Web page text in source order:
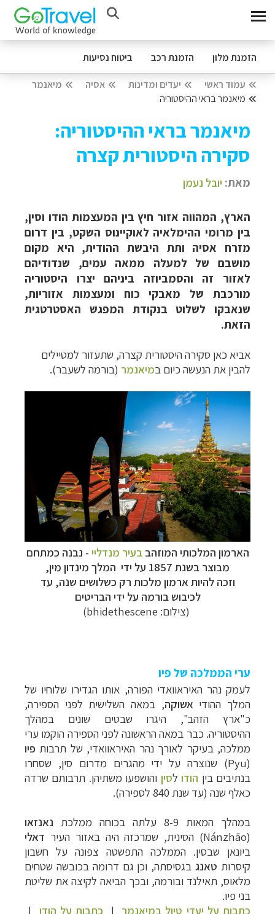
הזמנת מלון הזמנת רכב ביטוח נסיעות
עמוד ראשי יעדים ומדינות אסיה
מיאנמר
מיאנמר בראי ההיסטוריה
מיאנמר בראי ההיסטוריה:
סקירה היסטורית קצרה
מאת: יובל נעמן
הארץ, המהווה אזור חיץ בין המעצמות הודו וסין,
בין מרומי ההימלאיה לאוקיינוס השקט, בין דרום
מזרח אסיה ותת היבשת ההודית, היא מקום
מושבם של למעלה ממאה עמים, שנדודיהם
לאזור זה והסמביוזה ביניהם יצרו היסטוריה
מורכבת של מאבקי כוח ומעצמות אזוריות,
שנאבקו לשלוט בנקודת המפגש האסטרטגית
הזאת.
אביא כאן סקירה היסטורית קצרה, שתעזור למטיילים
להבין את הנעשה כיום במיאנמר (בורמה לשעבר).
הארמון המלכותי המוזהבבעיר מנדליי - נבנה כמתחם
מבוצר בשנת 1857 על ידי המלך מינדון מין,
וזכה להיות ארמון מלכות רק כשלושים שנה, עד
לכיבוש בורמה על ידי הבריטים
(צילום: bhidethescene)
ערי הממלכה של פיו
לעמק נהר האיראוואדי הפורה, אותו הגדירו שלוחיו של
המלך ההודי אשוקה, במאה השלישית לפני הספירה,
כ"ארץ הזהב", היגרו שבטים שונים במהלך
ההיסטוריה.כבר במאההראשונה לפני הספירה הוקמו ערי
ממלכה, בעיקר לאורך נהר האיראוואדי, של תרבות פיו
(Pyu) שנוצרה על ידי מהגרים מדרום סין, שסחרו
בנתיבים בין הודולסין והושפעו משתיהן. תרבותם שרדה
כאלף שנה (עד שנת 840 לספירה
).
במהלך המאות 8-9 עלתה בכוחה ממלכת
נאנזאו
(Nánzhāo) הסינית, שמרכזה היה באזור העיר דאלי
ביונאן שבסין. הממלכה התפשטה צפונה על חשבון
קיסרות טאנג בגסיסתה, וכן גם דרומה בכובשה שטחים
מלאוס, תאילנד ובורמה, ובכך הביאה לקיצה את שליטת
בני פיו.
כתבות על יעדי טיול במיאנמר | כתבות על הודו |